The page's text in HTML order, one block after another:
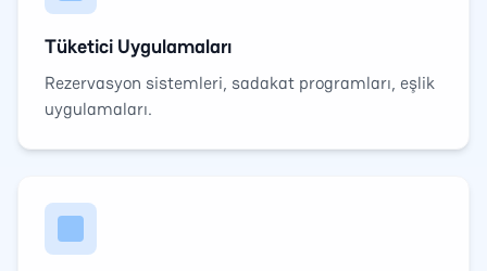
Tüketici Uygulamaları
Rezervasyon sistemleri, sadakat programları, eşlik
uygulamaları.